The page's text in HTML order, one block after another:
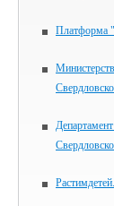
Платформа